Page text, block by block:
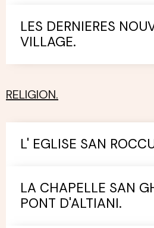
LES DERNIERES
VILLAGE.
RELIGION.
L' EGLISE SAN
LA CHAPELLE SAN
PONT D'ALTIANI.